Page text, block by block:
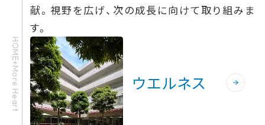
献。視野を広げ、次の成長に向けて取り組みま
す。
ウエルネス
HOME+More Heart